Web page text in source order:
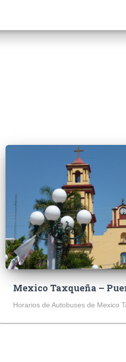
Mexico Taxqueña –
Horarios de Autobuses de Mexico